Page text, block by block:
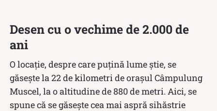
Desen cu o vechime de 2.000 de
ani
O locație, despre care puțină lume știe, se
găsește la 22 de kilometri de oraşul Câmpulung
Muscel, la o altitudine de 880 de metri. Aici, se
spune că se găsește cea mai aspră sihăstrie